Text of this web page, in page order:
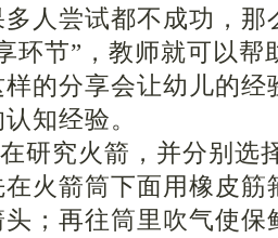
人尝试都不成功，那
环节”，教师就可以帮
的分享会让幼儿的经
知经验。
究火箭，并分别选
火箭筒下面用橡皮筋
；再往筒里吹气使保